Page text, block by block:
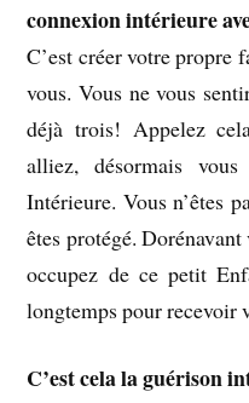
connexion intérieure
C’est créer votre propre
vous. Vous ne vous
déjà trois! Appelez
alliez, désormais
Intérieure. Vous n’êtes
êtes protégé.
occupez de ce petit
longtemps pour recevoir
C’est cela la guérison